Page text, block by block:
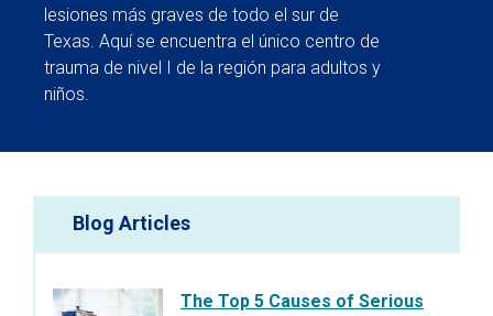
lesiones más graves de todo el sur de
Texas. Aquí se encuentra el único centro de
trauma de nivel I de la región para adultos y
niños.
Blog Articles
The Top 5 Causes of Serious